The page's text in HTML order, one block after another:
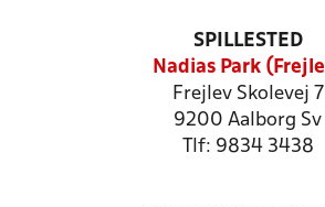
SPILLESTED
Nadias Park
Frejlev Skolevej 7
9200 Aalborg Sv
Tlf: 9834 3438